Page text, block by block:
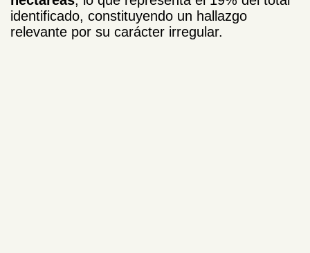
identificado, constituyendo un hallazgo
relevante por su carácter irregular.